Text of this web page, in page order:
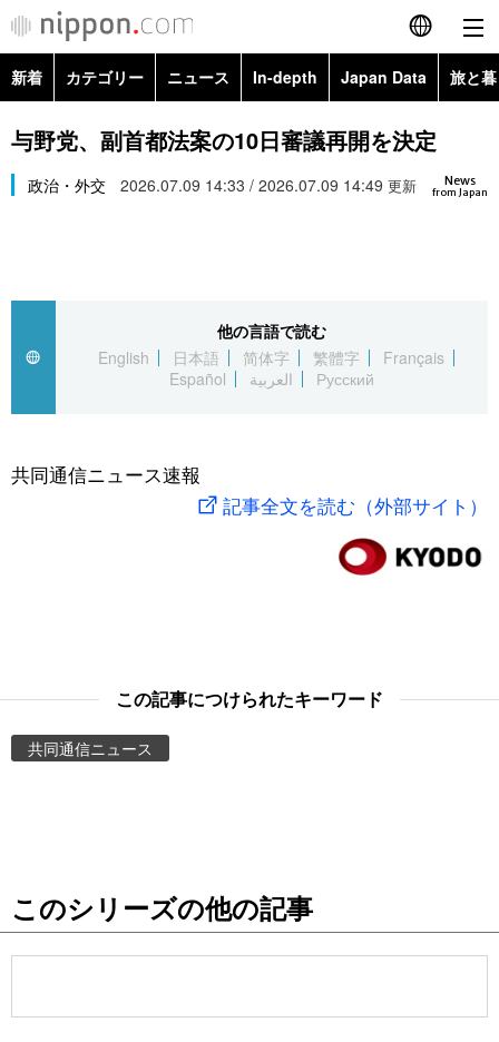
English
简体字
繁體字
العربية
社会
旅と暮らし
東京
新着 カテゴリー ニュース In-depth Japan Data 旅と
政治・外交
経済・ビジネス
社会
文化
科学・技術
暮らし
Topics
Images
お知らせ
与野党、副首都法案の10日審議再開を決定
News
from Japan
政治・外交 2026.07.09 14:33 / 2026.07.09 14:49 更新
他の言語で読む
English
日本語 简体字 繁體字
Français
Español
العربية Русский
共同通信ニュース速報
記事全文を読む（外部サイト）
この記事につけられたキーワード
共同通信ニュース
このシリーズの他の記事